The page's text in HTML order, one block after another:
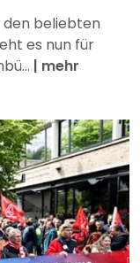
beliebten
es nun für
| mehr